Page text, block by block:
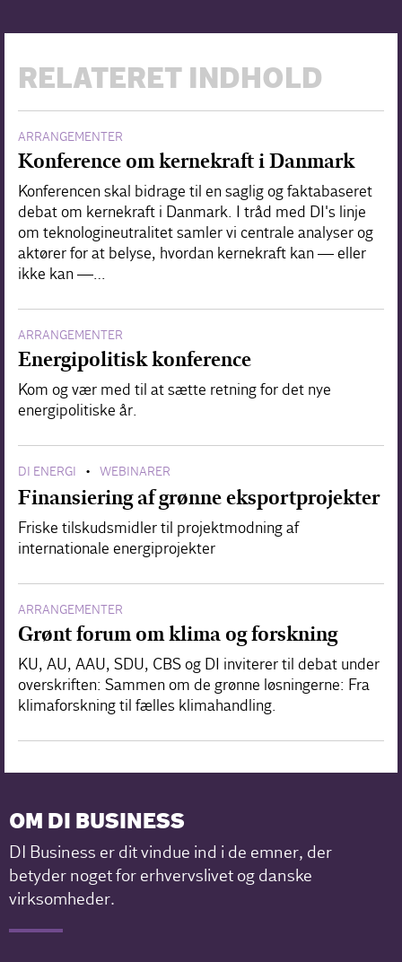
RELATERET INDHOLD
ARRANGEMENTER
Konference om kernekraft i Danmark
Konferencen skal bidrage til en saglig og faktabaseret
debat om kernekraft i Danmark. I tråd med DI's linje
om teknologineutralitet samler vi centrale analyser og
aktører for at belyse, hvordan kernekraft kan — eller
ikke kan —…
ARRANGEMENTER
Energipolitisk konference
Kom og vær med til at sætte retning for det nye
energipolitiske år.
DI ENERGI • WEBINARER
Finansiering af grønne eksportprojekter
Friske tilskudsmidler til projektmodning af
internationale energiprojekter
ARRANGEMENTER
Grønt forum om klima og forskning
KU, AU, AAU, SDU, CBS og DI inviterer til debat under
overskriften: Sammen om de grønne løsningerne: Fra
klimaforskning til fælles klimahandling.
OM DI BUSINESS
DI Business er dit vindue ind i de emner, der
betyder noget for erhvervslivet og danske
virksomheder.